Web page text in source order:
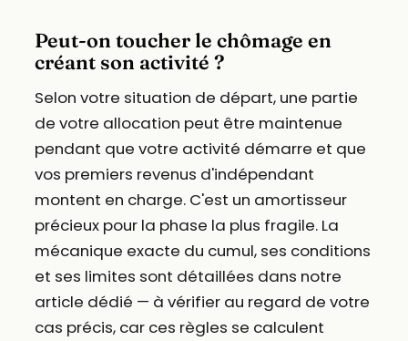
Peut-on toucher le chômage en
créant son activité ?
Selon votre situation de départ, une partie
de votre allocation peut être maintenue
pendant que votre activité démarre et que
vos premiers revenus d'indépendant
montent en charge. C'est un amortisseur
précieux pour la phase la plus fragile. La
mécanique exacte du cumul, ses conditions
et ses limites sont détaillées dans notre
article dédié — à vérifier au regard de votre
cas précis, car ces règles se calculent